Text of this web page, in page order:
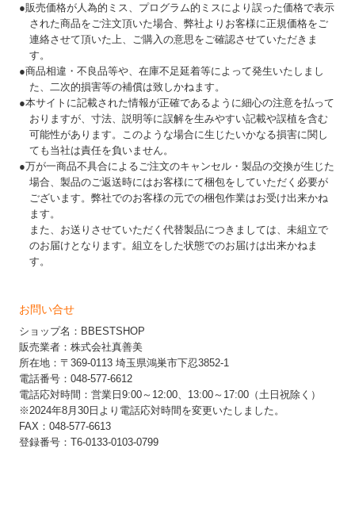
●販売価格が人為的ミス、プログラム的ミスにより誤った価格で表示
された商品をご注文頂いた場合、弊社よりお客様に正規価格をご
連絡させて頂いた上、ご購入の意思をご確認させていただきま
す。
●商品相違・不良品等や、在庫不足延着等によって発生いたしまし
た、二次的損害等の補償は致しかねます。
●本サイトに記載された情報が正確であるように細心の注意を払って
おりますが、寸法、説明等に誤解を生みやすい記載や誤植を含む
可能性があります。このような場合に生じたいかなる損害に関し
ても当社は責任を負いません。
●万が一商品不具合によるご注文のキャンセル・製品の交換が生じた
場合、製品のご返送時にはお客様にて梱包をしていただく必要が
ございます。弊社でのお客様の元での梱包作業はお受け出来かね
ます。
また、お送りさせていただく代替製品につきましては、未組立で
のお届けとなります。組立をした状態でのお届けは出来かねま
す。
お問い合せ
ショップ名：BBESTSHOP
販売業者：株式会社真善美
所在地：〒369-0113 埼玉県鴻巣市下忍3852-1
電話番号：048-577-6612
電話応対時間：営業日9:00～12:00、13:00～17:00（土日祝除く）
※2024年8月30日より電話応対時間を変更いたしました。
FAX：048-577-6613
登録番号：T6-0133-0103-0799